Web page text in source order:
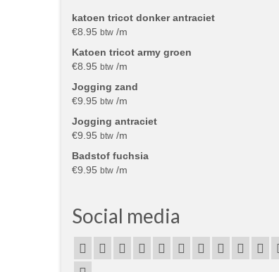
katoen tricot donker antraciet
€8.95 btw /m
Katoen tricot army groen
€8.95 btw /m
Jogging zand
€9.95 btw /m
Jogging antraciet
€9.95 btw /m
Badstof fuchsia
€9.95 btw /m
Social media